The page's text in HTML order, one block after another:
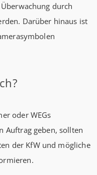
durch
Darüber hinaus ist
oder WEGs
Auftrag geben, sollten
der KfW und mögliche